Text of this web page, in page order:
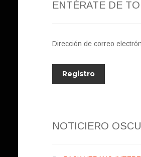
ENTÉRATE DE
Dirección de correo
NOTICIERO